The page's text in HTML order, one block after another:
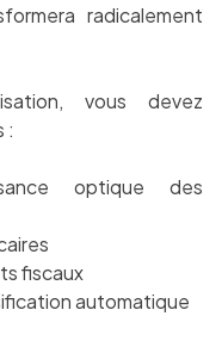
radicalement
vous devez
:
optique des
fiscaux
automatique